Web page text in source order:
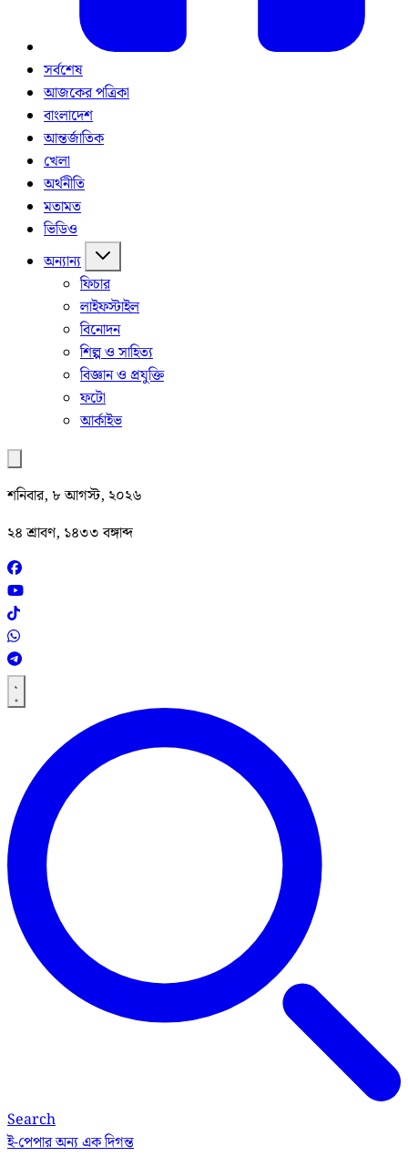
সর্বশেষ
আজকের পত্রিকা
বাংলাদেশ
আন্তর্জাতিক
খেলা
অর্থনীতি
মতামত
ভিডিও
অন্যান্য
ফিচার
লাইফস্টাইল
বিনোদন
শিল্প ও সাহিত্য
বিজ্ঞান ও প্রযুক্তি
ফটো
আর্কাইভ
শনিবার, ৮ আগস্ট, ২০২৬
২৪ শ্রাবণ, ১৪৩৩ বঙ্গাব্দ
Search
ই-পেপারঅন্য এক দিগন্ত